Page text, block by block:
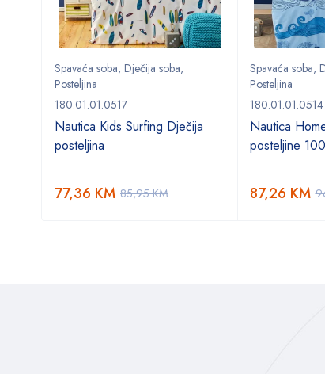
Spavaća soba, Dječija soba,
Posteljina
180.01.01.0517
Nautica Kids Surfing Dječija
posteljina
85,95KM
77,36 KM
Spavaća soba,
Posteljina
180.01.01.0514
Nautica
posteljine
87,26 KM